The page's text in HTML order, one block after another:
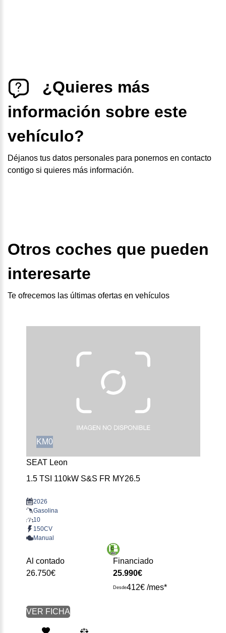
¿Quieres más
información sobre este
vehículo?
Déjanos tus datos personales para ponernos en contacto
contigo si quieres más información.
Otros coches que pueden
interesarte
Te ofrecemos las últimas ofertas en vehículos
KM0
SEAT Leon
1.5 TSI 110kW S&S FR MY26.5
2026
Gasolina
10
150CV
Manual
Al contado
26.750€
Financiado
25.990€
Desde412€ /mes*
VER FICHA